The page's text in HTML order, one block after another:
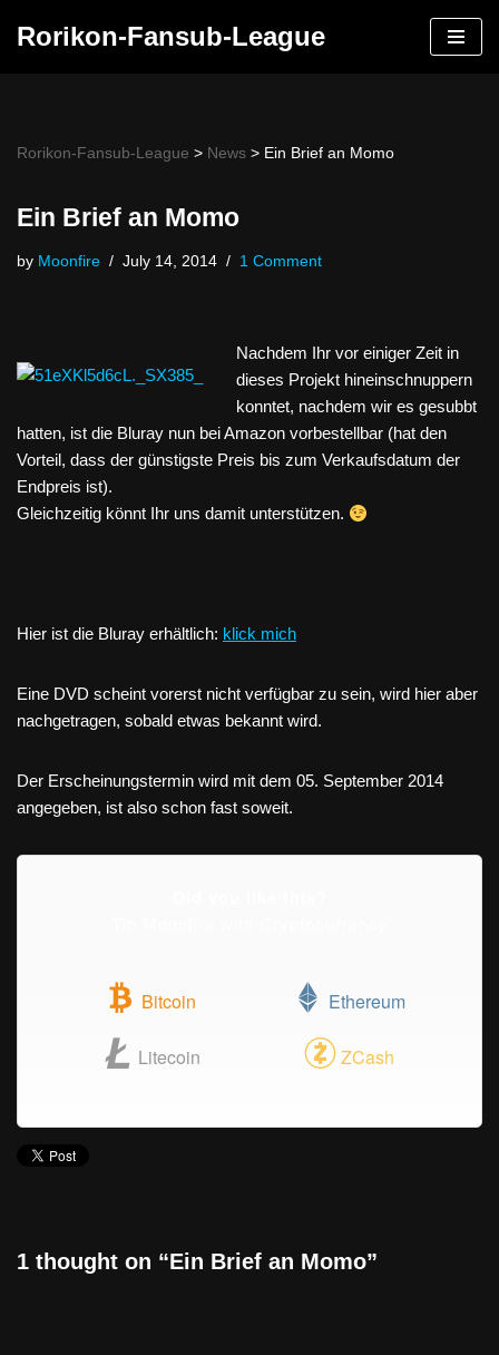
Rorikon-Fansub-League
Rorikon-Fansub-League > News > Ein Brief an Momo
Ein Brief an Momo
by Moonfire July 14, 2014 1 Comment
Nachdem Ihr vor einiger Zeit in
dieses Projekt hineinschnuppern
konntet, nachdem wir es gesubbt
hatten, ist die Bluray nun bei Amazon vorbestellbar (hat den
Vorteil, dass der günstigste Preis bis zum Verkaufsdatum der
Endpreis ist).
Gleichzeitig könnt Ihr uns damit unterstützen.
Hier ist die Bluray erhältlich: klick mich
Eine DVD scheint vorerst nicht verfügbar zu sein, wird hier aber
nachgetragen, sobald etwas bekannt wird.
Der Erscheinungstermin wird mit dem 05. September 2014
angegeben, ist also schon fast soweit.
Bitcoin Ethereum
Litecoin ZCash
1 thought on “Ein Brief an Momo”